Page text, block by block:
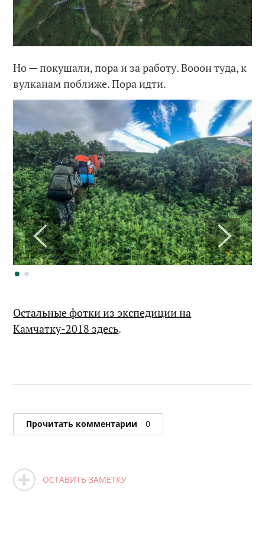
Но — покушали, пора и за работу. Вооон туда, к
вулканам поближе. Пора идти.
Остальные фотки из экспедиции на
Камчатку-2018 здесь.
Прочитать комментарии 0
ОСТАВИТЬ ЗАМЕТКУ